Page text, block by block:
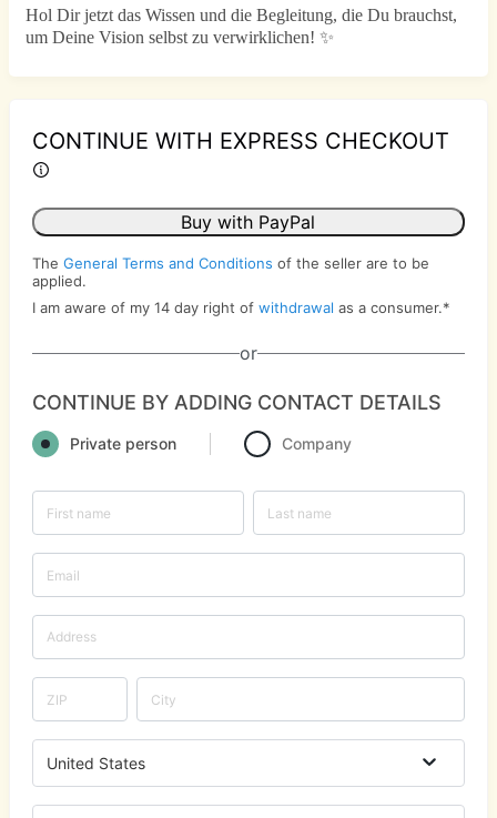
Hol Dir jetzt das Wissen und die Begleitung, die Du brauchst,
um Deine Vision selbst zu verwirklichen! ✨
CONTINUE WITH EXPRESS CHECKOUT
Buy with PayPal
The General Terms and Conditions of the seller are to be
applied.
I am aware of my 14 day right of withdrawal as a consumer.*
or
CONTINUE BY ADDING CONTACT DETAILS
Private person Company
United States